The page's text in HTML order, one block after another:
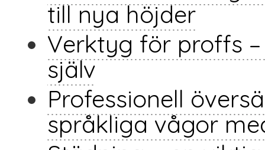
till nya höjder
Verktyg för proffs
själv
Professionell
språkliga vågor